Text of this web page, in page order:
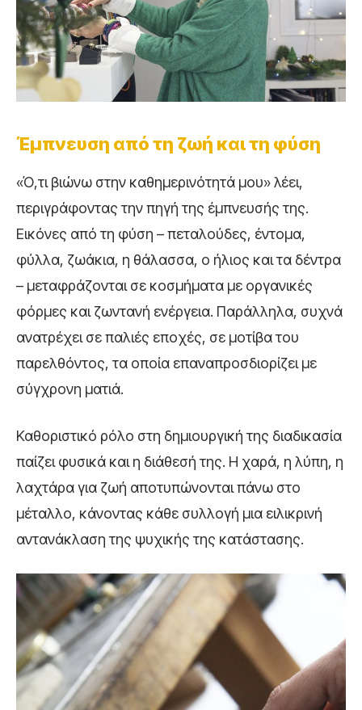
Έμπνευση από τη ζωή και τη φύση
«Ό,τι βιώνω στην καθημερινότητά μου» λέει,
περιγράφοντας την πηγή της έμπνευσής της.
Εικόνες από τη φύση – πεταλούδες, έντομα,
φύλλα, ζωάκια, η θάλασσα, ο ήλιος και τα δέντρα
– μεταφράζονται σε κοσμήματα με οργανικές
φόρμες και ζωντανή ενέργεια. Παράλληλα, συχνά
ανατρέχει σε παλιές εποχές, σε μοτίβα του
παρελθόντος, τα οποία επαναπροσδιορίζει με
σύγχρονη ματιά.
Καθοριστικό ρόλο στη δημιουργική της διαδικασία
παίζει φυσικά και η διάθεσή της. Η χαρά, η λύπη, η
λαχτάρα για ζωή αποτυπώνονται πάνω στο
μέταλλο, κάνοντας κάθε συλλογή μια ειλικρινή
αντανάκλαση της ψυχικής της κατάστασης.